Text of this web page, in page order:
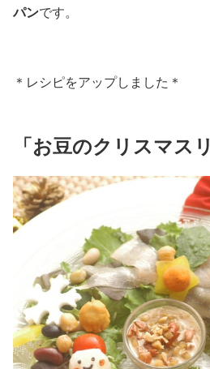
パンです。
＊レシピをアップしました＊
「お豆のクリスマス